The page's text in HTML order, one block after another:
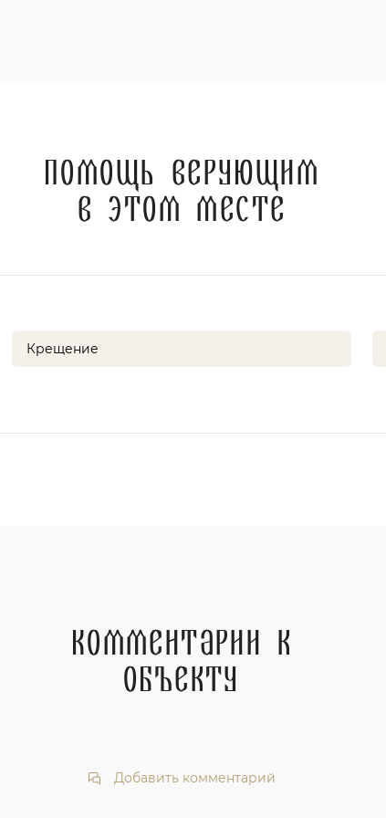
Помощь верующим
в этом месте
Крещение
Комментарии к
объекту
Добавить комментарий